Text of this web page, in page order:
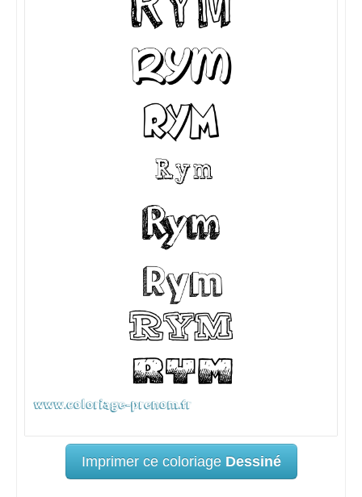
Imprimer ce coloriage Dessiné